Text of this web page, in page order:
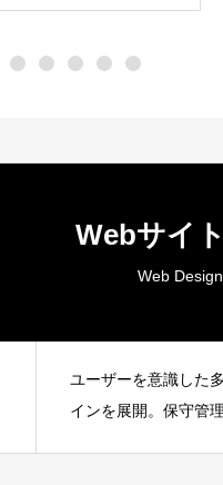
Webサイ
Web Design
ユーザーを意識した
インを展開。保守管